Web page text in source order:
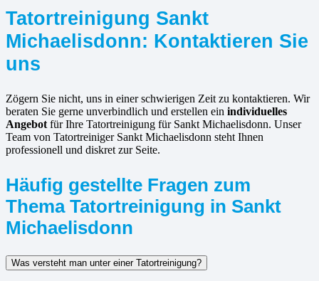
Tatortreinigung Sankt
Michaelisdonn: Kontaktieren Sie
uns
Zögern Sie nicht, uns in einer schwierigen Zeit zu kontaktieren. Wir
beraten Sie gerne unverbindlich und erstellen ein individuelles
Angebot für Ihre Tatortreinigung für Sankt Michaelisdonn. Unser
Team von Tatortreiniger Sankt Michaelisdonn steht Ihnen
professionell und diskret zur Seite.
Häufig gestellte Fragen zum
Thema Tatortreinigung in Sankt
Michaelisdonn
Was versteht man unter einer Tatortreinigung?